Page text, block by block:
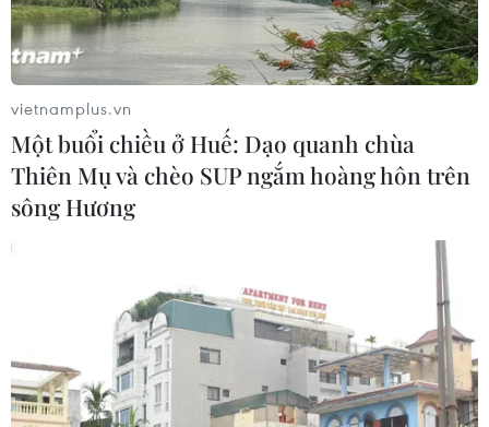
vietnamplus.vn
Một buổi chiều ở Huế: Dạo quanh chùa
Thiên Mụ và chèo SUP ngắm hoàng hôn trên
sông Hương